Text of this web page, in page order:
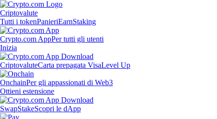
Criptovalute
Tutti i tokenPanieriEarnStaking
Crypto.com AppPer tutti gli utenti
Inizia
CriptovaluteCarta prepagata VisaLevel Up
OnchainPer gli appassionati di Web3
Ottieni estensione
SwapStakeScopri le dApp